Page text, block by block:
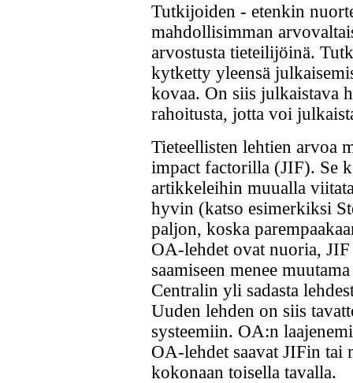
Tutkijoiden - etenkin
mahdollisimman
arvostusta tieteilijöinä.
kytketty yleensä
kovaa. On siis julkaistava
rahoitusta, jotta voi
Tieteellisten lehtien arvoa
impact factorilla (JIF). Se
artikkeleihin muualla
hyvin (katso esimerkiksi
paljon, koska
OA-lehdet ovat nuoria,
saamiseen menee
Centralin yli sadasta
Uuden lehden on siis
systeemiin. OA:n
OA-lehdet saavat JIFin
kokonaan toisella tavalla.